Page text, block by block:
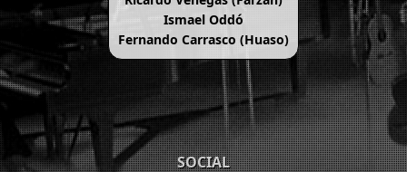
Ismael Oddó
Fernando Carrasco (Huaso)
SOCIAL